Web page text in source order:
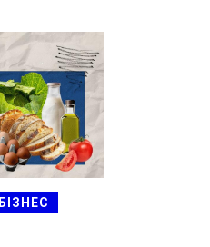
БІЗНЕС